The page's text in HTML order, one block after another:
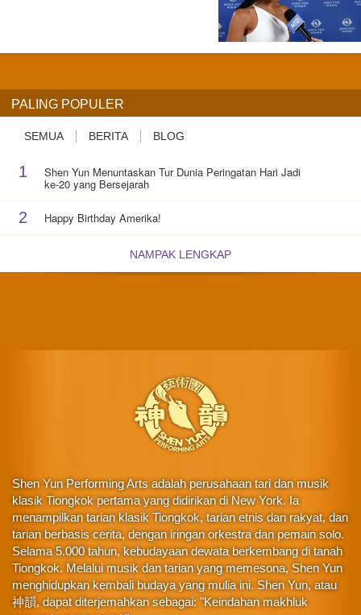
PALING POPULER
SEMUA BERITA BLOG
1 Shen Yun Menuntaskan Tur Dunia Peringatan Hari Jadi
ke-20 yang Bersejarah
2 Happy Birthday Amerika!
NAMPAK LENGKAP
Shen Yun Performing Arts adalah perusahaan tari dan musik
klasik Tiongkok pertama yang didirikan di New York. Ia
menampilkan tarian klasik Tiongkok, tarian etnis dan rakyat, dan
tarian berbasis cerita, dengan iringan orkestra dan pemain solo.
Selama 5.000 tahun, kebudayaan dewata berkembang di tanah
Tiongkok. Melalui musik dan tarian yang memesona, Shen Yun
menghidupkan kembali budaya yang mulia ini. Shen Yun, atau
神韻, dapat diterjemahkan sebagai: "Keindahan makhluk